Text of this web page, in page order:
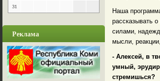
31
Реклама
Наша
рассказывать
силами,
мысли,
- Алексей, в
умный,
стремишься?